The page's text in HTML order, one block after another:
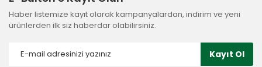
Haber listemize kayıt olarak kampanyalardan, indirim ve yeni
ürünlerden ilk siz haberdar olabilirsiniz.
Kayıt Ol